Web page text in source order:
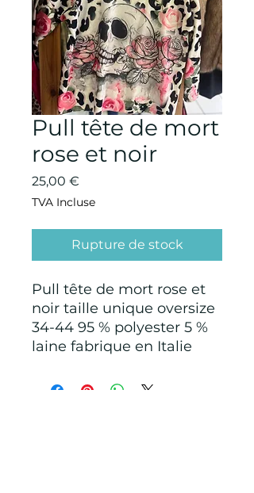
Pull tête de mort
rose et noir
25,00 €
TVA Incluse
Rupture de stock
Pull tête de mort rose et
noir taille unique oversize
34-44 95 % polyester 5 %
laine fabrique en Italie